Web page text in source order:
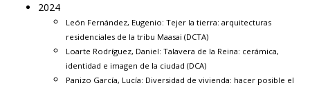
2024
León Fernández, Eugenio: Tejer la tierra: arquitecturas
residenciales de la tribu Maasai (DCTA)
Loarte Rodríguez, Daniel: Talavera de la Reina: cerámica,
identidad e imagen de la ciudad (DCA)
Panizo García, Lucía: Diversidad de vivienda: hacer posible el